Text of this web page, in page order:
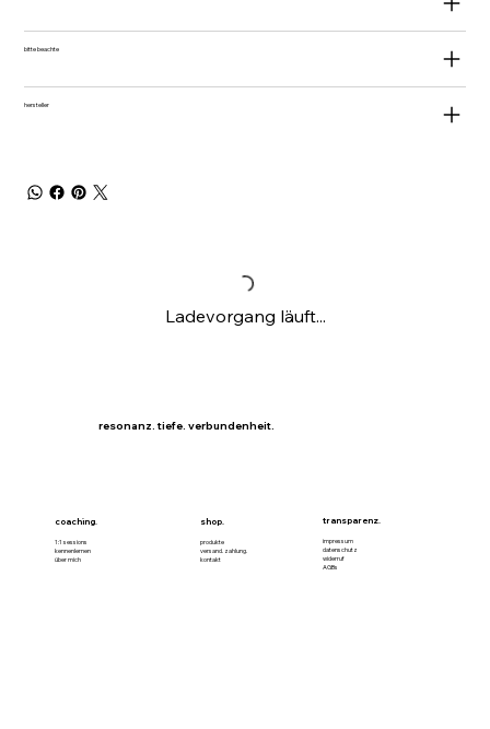
bitte beachte
hersteller
Ladevorgang läuft...
resonanz. tiefe. verbundenheit.
coaching.
1:1 sessions
kennenlernen
über mich
shop.
produkte
versand. zahlung.
kontakt
transparenz.
impressum
datenschutz
widerruf
AGBs